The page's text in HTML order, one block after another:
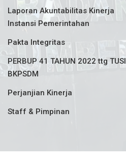
Laporan Akuntabilitas Kinerja
Instansi Pemerintahan
Pakta Integritas
PERBUP 41 TAHUN 2022 ttg TUSI
BKPSDM
Perjanjian Kinerja
Staff & Pimpinan